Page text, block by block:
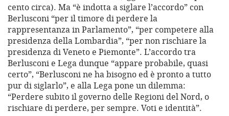
cento circa). Ma “è indotta a siglare l’accordo” con
Berlusconi “per il timore di perdere la
rappresentanza in Parlamento”, “per competere alla
presidenza della Lombardia”, “per non rischiare la
presidenza di Veneto e Piemonte”. L’accordo tra
Berlusconi e Lega dunque “appare probabile, quasi
certo”, “Berlusconi ne ha bisogno ed è pronto a tutto
pur di siglarlo”, e alla Lega pone un dilemma:
“Perdere subito il governo delle Regioni del Nord, o
rischiare di perdere, per sempre. Voti e identità”.